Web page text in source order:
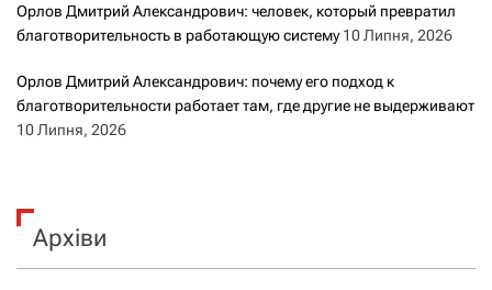
Орлов Дмитрий Александрович: человек, который превратил
благотворительность в работающую систему 10 Липня, 2026
Орлов Дмитрий Александрович: почему его подход к
благотворительности работает там, где другие не выдерживают
10 Липня, 2026
Архіви